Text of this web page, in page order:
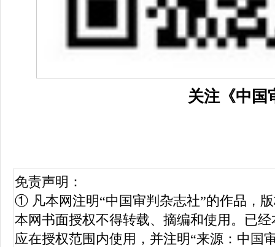
关注《中国
免责声明：
① 凡本网注明“中国审判杂志社”的作品，
本网书面授权不得转载、摘编和使用。已
应在授权范围内使用，并注明“来源：中国